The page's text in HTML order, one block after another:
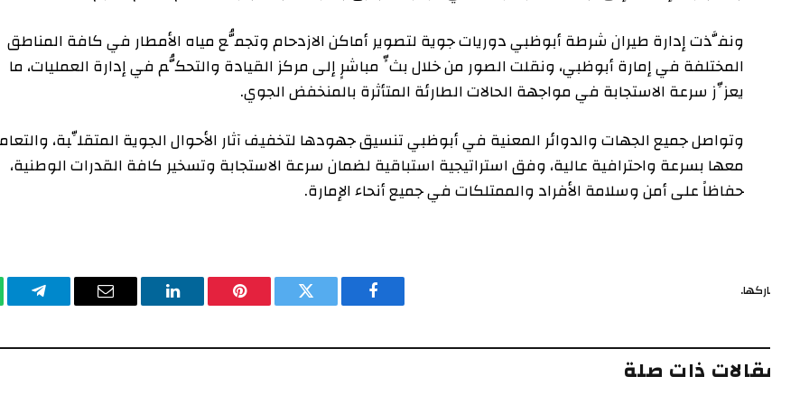
ونفَّذت إدارة طيران شرطة أبوظبي دوريات جوية لتصوير أماكن الازدحام وتجمُّع مياه الأمطار في كافة المناطق
المختلفة في إمارة أبوظبي، ونقلت الصور من خلال بثٍّ مباشرٍ إلى مركز القيادة والتحكُّم في إدارة العمليات، ما
يعزِّز سرعة الاستجابة في مواجهة الحالات الطارئة المتأثرة بالمنخفض الجوي.
وتواصل جميع الجهات والدوائر المعنية في أبوظبي تنسيق جهودها لتخفيف آثار الأحوال الجوية المتقلِّبة، والتعامل
معها بسرعة واحترافية عالية، وفق استراتيجية استباقية لضمان سرعة الاستجابة وتسخير كافة القدرات الوطنية،
حفاظاً على أمن وسلامة الأفراد والممتلكات في جميع أنحاء الإمارة.
فيسبوكتويتر بينتيريستلينكدإن البريد
تيلقرام
ذات صلة